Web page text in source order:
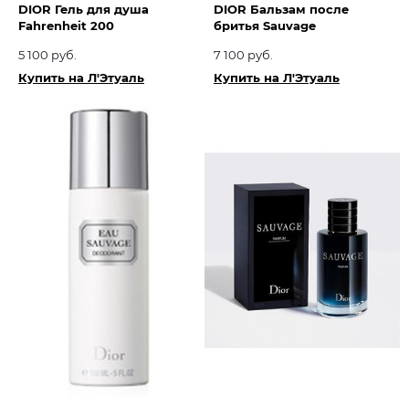
DIOR Гель для душа
Fahrenheit 200
5 100 руб.
Купить на Л'Этуаль
DIOR Бальзам после
бритья Sauvage
7 100 руб.
Купить на Л'Этуаль